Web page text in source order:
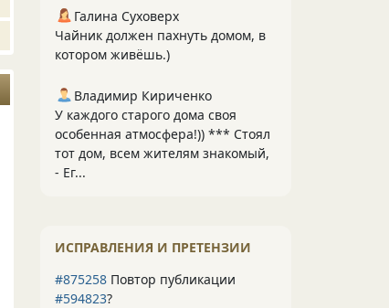
Галина Суховерх
Чайник должен пахнуть домом, в
котором живёшь.)
Владимир Кириченко
У каждого старого дома своя
особенная атмосфера!)) *** Стоял
тот дом, всем жителям знакомый,
- Ег...
ИСПРАВЛЕНИЯ И ПРЕТЕНЗИИ
#875258 Повтор публикации
#594823?